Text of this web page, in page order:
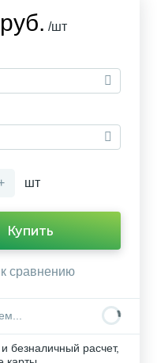
/шт
шт
Купить
сравнению
безналичный расчет,